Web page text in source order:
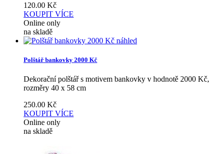
120.00 Kč
KOUPIT VÍCE
Online only
na skladě
náhled
Polštář bankovky 2000 Kč
Dekorační polštář s motivem bankovky v hodnotě 2000 Kč,
rozměry 40 x 58 cm
250.00 Kč
KOUPIT VÍCE
Online only
na skladě